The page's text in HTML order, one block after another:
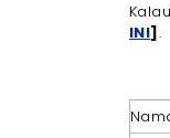
INI] .